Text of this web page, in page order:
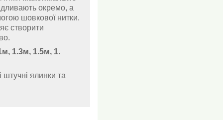
окремо, а
шовкової нитки.
створити
1.3м, 1.5м, 1.
ялинки та